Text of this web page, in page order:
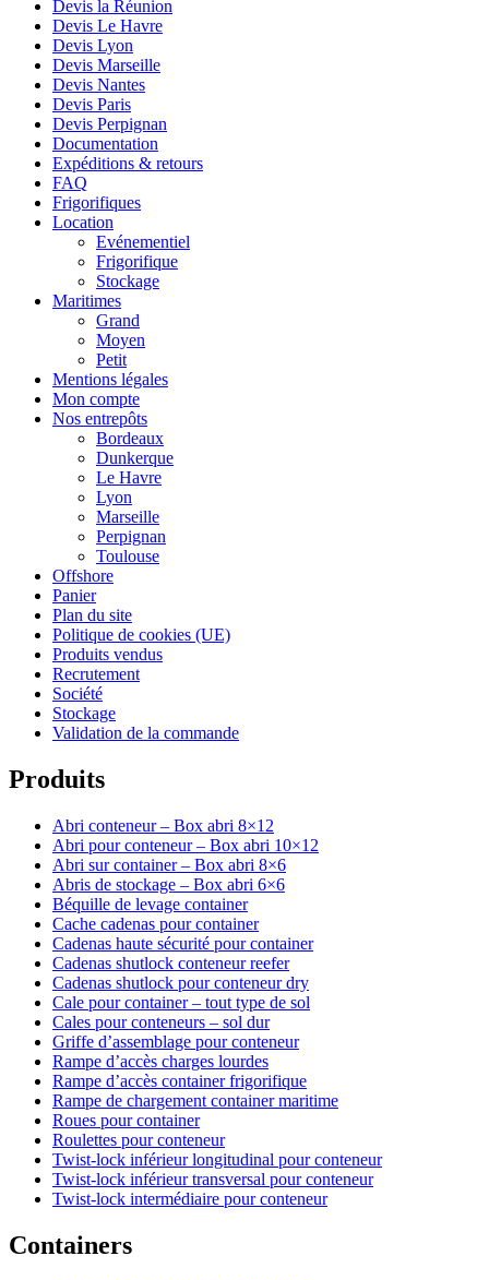
Devis la Réunion
Devis Le Havre
Devis Lyon
Devis Marseille
Devis Nantes
Devis Paris
Devis Perpignan
Documentation
Expéditions & retours
FAQ
Frigorifiques
Location
Evénementiel
Frigorifique
Stockage
Maritimes
Grand
Moyen
Petit
Mentions légales
Mon compte
Nos entrepôts
Bordeaux
Dunkerque
Le Havre
Lyon
Marseille
Perpignan
Toulouse
Offshore
Panier
Plan du site
Politique de cookies (UE)
Produits vendus
Recrutement
Société
Stockage
Validation de la commande
Produits
Abri conteneur – Box abri 8×12
Abri pour conteneur – Box abri 10×12
Abri sur container – Box abri 8×6
Abris de stockage – Box abri 6×6
Béquille de levage container
Cache cadenas pour container
Cadenas haute sécurité pour container
Cadenas shutlock conteneur reefer
Cadenas shutlock pour conteneur dry
Cale pour container – tout type de sol
Cales pour conteneurs – sol dur
Griffe d’assemblage pour conteneur
Rampe d’accès charges lourdes
Rampe d’accès container frigorifique
Rampe de chargement container maritime
Roues pour container
Roulettes pour conteneur
Twist-lock inférieur longitudinal pour conteneur
Twist-lock inférieur transversal pour conteneur
Twist-lock intermédiaire pour conteneur
Containers